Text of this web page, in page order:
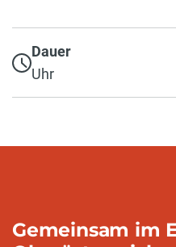
Dauer
Uhr
Gemeinsam im